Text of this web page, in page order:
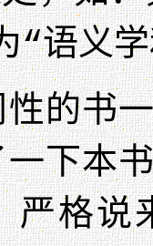
“语义
的书
下本
严格说